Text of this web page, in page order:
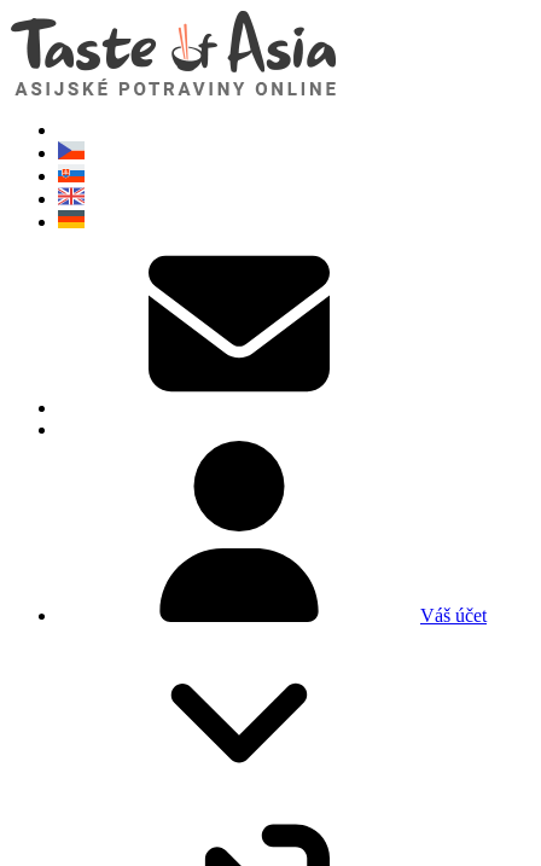
Váš účet
TasteOfAsia.cz
Neváhejte se zeptat. Jsem tady pro vás!